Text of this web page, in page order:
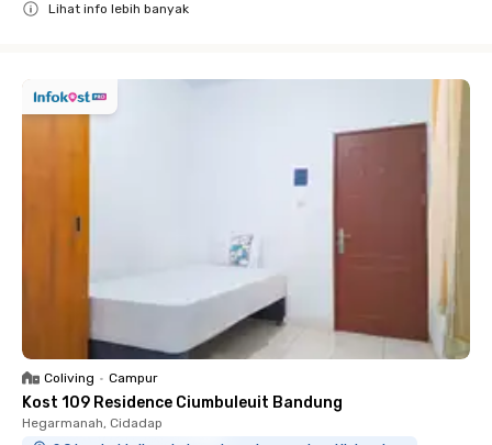
Lihat info lebih banyak
Coliving • Campur
Kost 109 Residence Ciumbuleuit Bandung
Hegarmanah, Cidadap